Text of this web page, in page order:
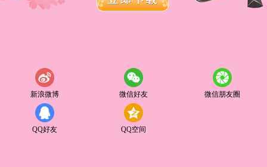
新浪微博 微信好友 微信朋友圈
QQ好友 QQ空间